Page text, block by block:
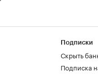
Подписки
Скрыть
Подписка